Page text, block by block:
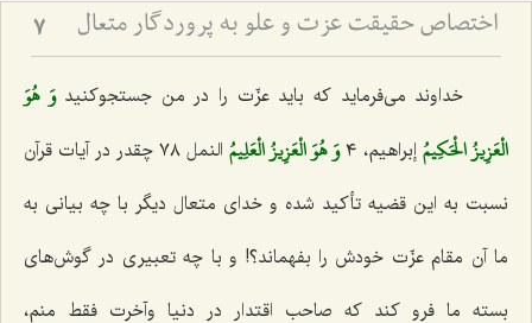
اختصاص حقیقت عزت و علو به پروردگار متعال‏ 7
خداوند می‌فرماید كه باید عزّت را در من جستجوكنید وَ هُوَ
الْعَزِيزُ الْحَكِيمُ‌ إبراهیم، ٤ وَ هُوَ الْعَزِيزُ الْعَلِيمُ‌
النمل ٧٨ چقدر در آیات قرآن
نسبت به این قضیه تأكید شده و خدای متعال دیگر با چه بیانی به
ما آن مقام عزّت خودش را بفهماند؟! و با چه تعبیری در گوش‌های
بسته ما فرو كند كه صاحب اقتدار در دنیا وآخرت فقط منم،